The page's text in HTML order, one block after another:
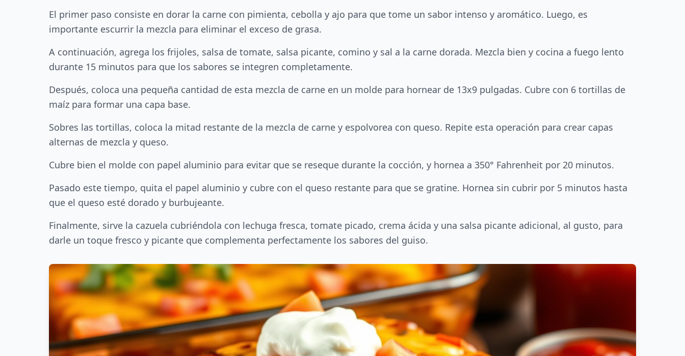
El primer paso consiste en dorar la carne con pimienta, cebolla y ajo para que tome un sabor intenso y aromático. Luego, es
importante escurrir la mezcla para eliminar el exceso de grasa.
A continuación, agrega los frijoles, salsa de tomate, salsa picante, comino y sal a la carne dorada. Mezcla bien y cocina a fuego lento
durante 15 minutos para que los sabores se integren completamente.
Después, coloca una pequeña cantidad de esta mezcla de carne en un molde para hornear de 13x9 pulgadas. Cubre con 6 tortillas de
maíz para formar una capa base.
Sobres las tortillas, coloca la mitad restante de la mezcla de carne y espolvorea con queso. Repite esta operación para crear capas
alternas de mezcla y queso.
Cubre bien el molde con papel aluminio para evitar que se reseque durante la cocción, y hornea a 350° Fahrenheit por 20 minutos.
Pasado este tiempo, quita el papel aluminio y cubre con el queso restante para que se gratine. Hornea sin cubrir por 5 minutos hasta
que el queso esté dorado y burbujeante.
Finalmente, sirve la cazuela cubriéndola con lechuga fresca, tomate picado, crema ácida y una salsa picante adicional, al gusto, para
darle un toque fresco y picante que complementa perfectamente los sabores del guiso.